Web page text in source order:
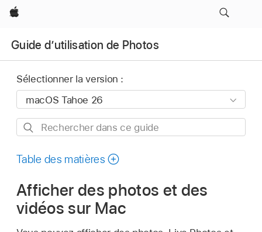
Apple
Guide d’utilisation de Photos
Sélectionner la version :
Rechercher
ce
Table des matières
Afficher des photos et des
vidéos sur Mac